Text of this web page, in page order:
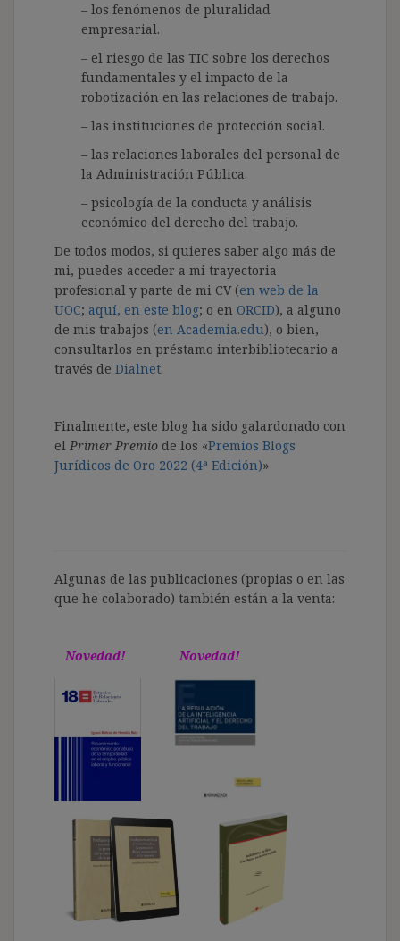
– los fenómenos de pluralidad
empresarial.
– el riesgo de las TIC sobre los derechos
fundamentales y el impacto de la
robotización en las relaciones de trabajo.
– las instituciones de protección social.
– las relaciones laborales del personal de
la Administración Pública.
– psicología de la conducta y análisis
económico del derecho del trabajo.
De todos modos, si quieres saber algo más de
mi, puedes acceder a mi trayectoria
profesional y parte de mi CV (en web de la
UOC; aquí, en este blog; o en ORCID), a alguno
de mis trabajos (en Academia.edu), o bien,
consultarlos en préstamo interbibliotecario a
través de Dialnet.
Finalmente, este blog ha sido galardonado con
el Primer Premio de los «Premios Blogs
Jurídicos de Oro 2022 (4ª Edición)»
Algunas de las publicaciones (propias o en las
que he colaborado) también están a la venta:
Novedad! Novedad!